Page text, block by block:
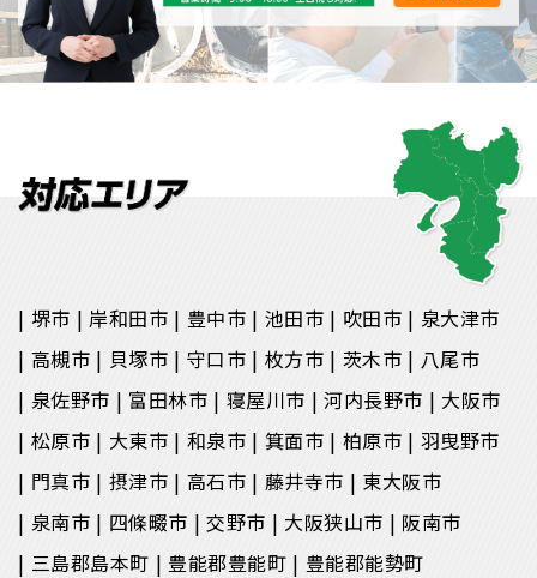
堺市 岸和田市 豊中市 池田市 吹田市
泉大津市
高槻市
貝塚市 守口市 枚方市 茨木市
八尾市
泉佐野市
富田林市 寝屋川市 河内長野市
大阪市
松原市
大東市 和泉市 箕面市 柏原市
羽曳野市
門真市
摂津市 高石市 藤井寺市
東大阪市
泉南市
四條畷市 交野市 大阪狭山市
阪南市
三島郡島本町
豊能郡豊能町
豊能郡能勢町